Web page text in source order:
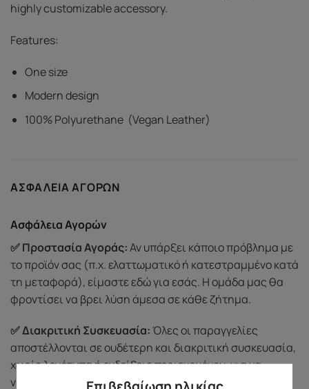
highly customizable accessory.
Features:
One size
Modern design
100% Polyurethane (Vegan Leather)
ΑΣΦΆΛΕΙΑ ΑΓΟΡΏΝ
Ασφάλεια Αγορών
✅ Προστασία Αγοράς:Αν υπάρξει κάποιο πρόβλημα με
το προϊόν σας (π.χ. ελαττωματικό ή κατεστραμμένο κατά
τη μεταφορά), είμαστε εδώ για εσάς. Η ομάδα μας θα
φροντίσει να βρει λύση άμεσα σε κάθε ζήτημα.
✅ Διακριτική Συσκευασία:Όλες οι παραγγελίες
αποστέλλονται σε ουδέτερη και διακριτική συσκευασία,
χωρίς λογότυπα ή ενδείξεις περιεχομένου, για να
νιώθετε άνετα κατά την παραλαβή.